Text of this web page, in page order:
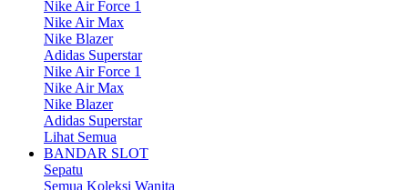
Nike Air Force 1
Nike Air Max
Nike Blazer
Adidas Superstar
Nike Air Force 1
Nike Air Max
Nike Blazer
Adidas Superstar
Lihat Semua
BANDAR SLOT
Sepatu
Semua Koleksi Wanita